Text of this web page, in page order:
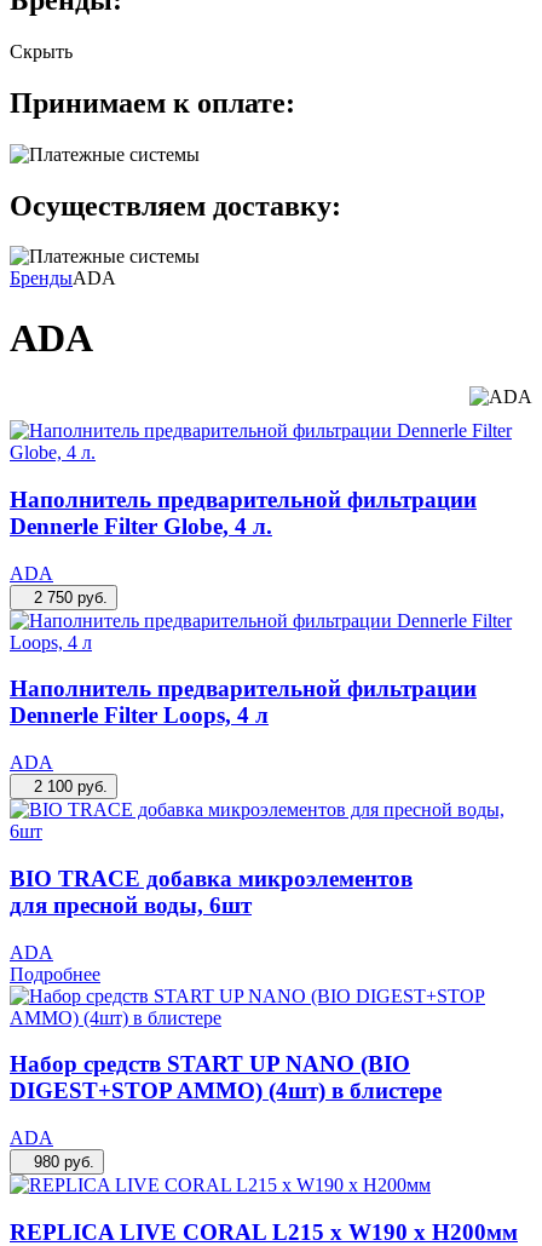
Скрыть
Принимаем к оплате:
Осуществляем доставку:
БрендыADA
ADA
Наполнитель предварительной фильтрации
Dennerle Filter Globe, 4 л.
ADA
2 750 руб.
Наполнитель предварительной фильтрации
Dennerle Filter Loops, 4 л
ADA
2 100 руб.
BIO TRACE добавка микроэлементов
для пресной воды, 6шт
ADA
Подробнее
Набор средств START UP NANO (BIO
DIGEST+STOP AMMO) (4шт) в блистере
ADA
980 руб.
REPLICA LIVE CORAL L215 x W190 x H200мм